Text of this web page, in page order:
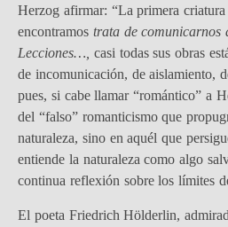
Herzog afirmar: “La primera
encontramos trata de comunicarnos
Lecciones…, casi todas sus obras
de incomunicación, de aislamiento,
pues, si cabe llamar “romántico” a
del “falso” romanticismo que
naturaleza, sino en aquél que
entiende la naturaleza como algo
continua reflexión sobre los límites
El poeta Friedrich Hölderlin,